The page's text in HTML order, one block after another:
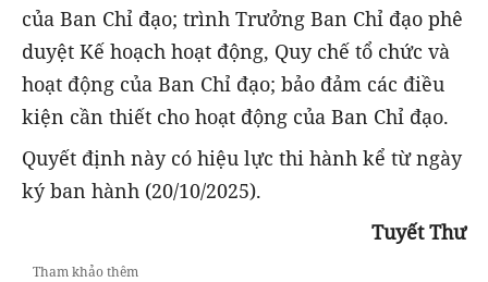
của Ban Chỉ đạo; trình Trưởng Ban Chỉ đạo phê
duyệt Kế hoạch hoạt động, Quy chế tổ chức và
hoạt động của Ban Chỉ đạo; bảo đảm các điều
kiện cần thiết cho hoạt động của Ban Chỉ đạo.
Quyết định này có hiệu lực thi hành kể từ ngày
ký ban hành (20/10/2025).
Tuyết Thư
Tham khảo thêm